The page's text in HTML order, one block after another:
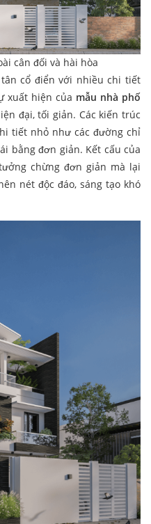
cân đối và hài hòa
cổ điển với nhiều chi tiết
xuất hiện của mẫu nhà phố
đại, tối giản. Các kiến trúc
tiết nhỏ như các đường chỉ
bằng đơn giản. Kết cấu của
chừng đơn giản mà lại
nét độc đáo, sáng tạo khó